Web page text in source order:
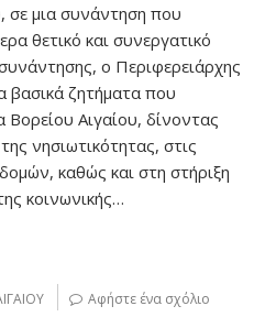
σε μια συνάντηση που
θετικό και συνεργατικό
ο Περιφερειάρχης
βασικά ζητήματα που
Αιγαίου, δίνοντας
νησιωτικότητας, στις
καθώς και στη στήριξη
κοινωνικής…
Αφήστε ένα σχόλιο